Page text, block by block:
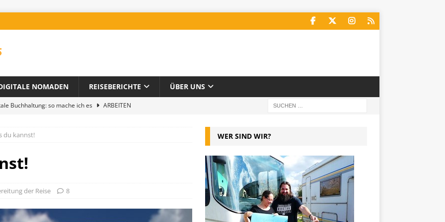
NOMADEN REISEBERICHTE ÜBER UNS
Buchhaltung: so mache ich es
ARBEITEN
und Arbeiten unterwegs
für das Arbeiten im Wohnmobil
du kannst!
der Reise 8
WER SIND WIR?